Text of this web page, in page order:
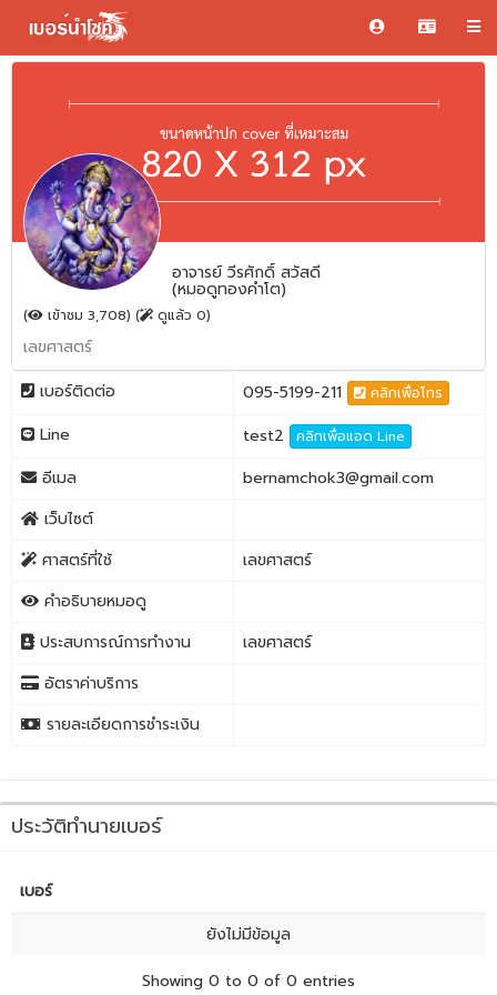
อาจารย์ วีรศักดิ์ สวัสดี
(หมอดูทองคำโต)
( เข้าชม 3,708) ( ดูแล้ว 0)
เลขศาสตร์
เบอร์ติดต่อ
095-5199-211 คลิกเพื่อโทร
Line test2 คลิกเพื่อแอด Line
อีเมล
bernamchok3@gmail.com
เว็บไซต์
ศาสตร์ที่ใช้
เลขศาสตร์
คำอธิบายหมอดู
ประสบการณ์การทำงาน
เลขศาสตร์
อัตราค่าบริการ
รายละเอียดการชำระเงิน
ประวัติทำนายเบอร์
เบอร์
ยังไม่มีข้อมูล
Showing 0 to 0 of 0 entries